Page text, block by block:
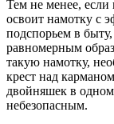
Тем не менее, если
освоит намотку с
подспорьем в
равномерным
такую намотку,
крест над
двойняшек в
небезопасным.